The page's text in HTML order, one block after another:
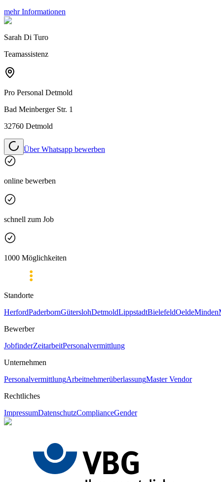
mehr Informationen
Sarah Di Turo
Teamassistenz
Pro Personal Detmold
Bad Meinberger Str. 1
32760 Detmold
Über Whatsapp bewerben
online bewerben
schnell zum Job
1000 Möglichkeiten
Standorte
HerfordPaderbornGüterslohDetmoldLippstadtBielefeldOeldeMinden
Bewerber
JobfinderZeitarbeitPersonalvermittlung
Unternehmen
PersonalvermittlungArbeitnehmerüberlassungMaster Vendor
Rechtliches
ImpressumDatenschutzComplianceGender